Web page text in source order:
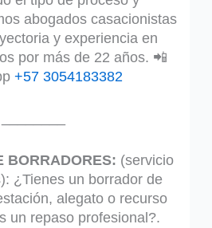
abogados casacionistas
y experiencia en
por más de 22 años. 📲
+57 3054183382
BORRADORES: (servicio
¿Tienes un borrador de
alegato o recurso
un repaso profesional?.